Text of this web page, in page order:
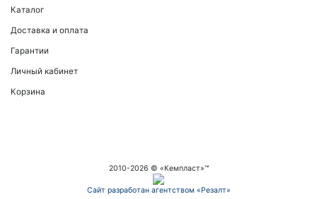
Каталог
Доставка и оплата
Гарантии
Личный кабинет
Корзина
2010-2026 © «Кемпласт»™
Сайт разработан агентством «Резалт»